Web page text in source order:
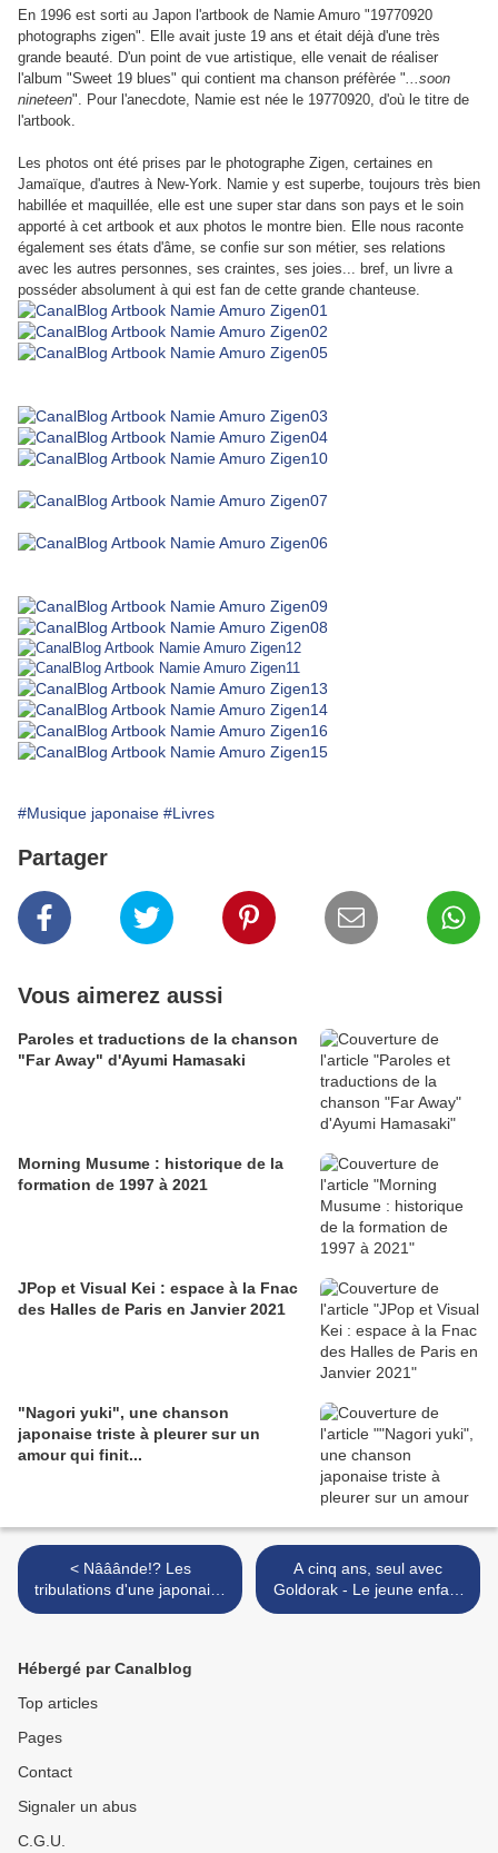
En 1996 est sorti au Japon l'artbook de Namie Amuro "19770920
photographs zigen". Elle avait juste 19 ans et était déjà d'une très
grande beauté. D'un point de vue artistique, elle venait de réaliser
l'album "Sweet 19 blues" qui contient ma chanson préfèrée "...soon
nineteen". Pour l'anecdote, Namie est née le 19770920, d'où le titre de
l'artbook.
Les photos ont été prises par le photographe Zigen, certaines en
Jamaïque, d'autres à New-York. Namie y est superbe, toujours très bien
habillée et maquillée, elle est une super star dans son pays et le soin
apporté à cet artbook et aux photos le montre bien. Elle nous raconte
également ses états d'âme, se confie sur son métier, ses relations
avec les autres personnes, ses craintes, ses joies... bref, un livre a
posséder absolument à qui est fan de cette grande chanteuse.
#Musique japonaise #Livres
Partager
Vous aimerez aussi
Paroles et traductions de la chanson
"Far Away" d'Ayumi Hamasaki
Morning Musume : historique de la
formation de 1997 à 2021
JPop et Visual Kei : espace à la Fnac
des Halles de Paris en Janvier 2021
"Nagori yuki", une chanson
japonaise triste à pleurer sur un
amour qui finit...
< Nââânde!? Les
tribulations d'une japonaise
à Paris de Eriko Nakamura
A cinq ans, seul avec
Goldorak - Le jeune enfant
et la télévision : livre de
Hébergé par Canalblog
Top articles
Pages
Contact
Signaler un abus
C.G.U.